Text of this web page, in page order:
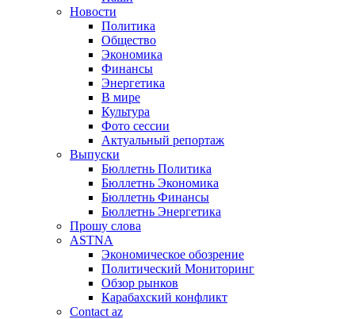
Новости
Политика
Общество
Экономика
Финансы
Энергетика
В мире
Культура
Фото сессии
Актуальный репортаж
Выпуски
Бюллетнь Политика
Бюллетнь Экономика
Бюллетнь Финансы
Бюллетнь Энергетика
Прошу слова
ASTNA
Экономическое обозрение
Политический Мониторинг
Обзор рынков
Карабахский конфликт
Contact az